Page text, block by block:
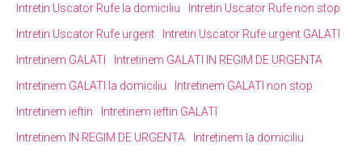
Intretin Uscator Rufe la domiciliu
Intretin Uscator Rufe non stop
Intretin Uscator Rufe urgent
Intretin Uscator Rufe urgent GALATI
Intretinem GALATI
Intretinem GALATI IN REGIM DE URGENTA
Intretinem GALATI la domiciliu
Intretinem GALATI non stop
Intretinem ieftin
Intretinem ieftin GALATI
Intretinem IN REGIM DE URGENTA
Intretinem la domiciliu